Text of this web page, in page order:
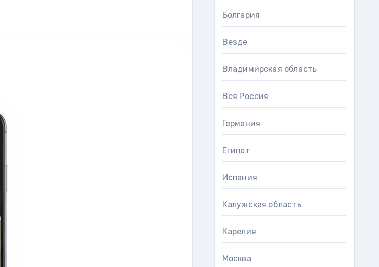
Болгария
Везде
Владимирская область
Вся Россия
Германия
Египет
Испания
Калужская область
Карелия
Москва